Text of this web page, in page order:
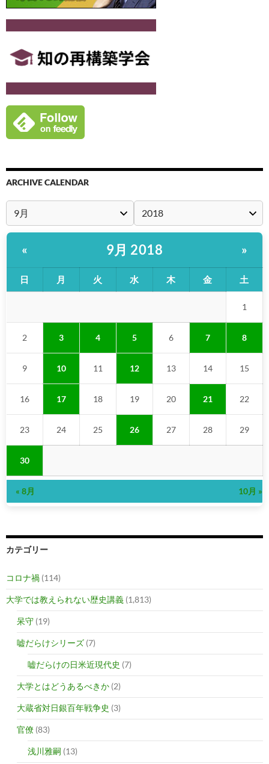
ARCHIVE CALENDAR
« 9月 2018 »
日 月 火 水 木 金 土
1
2 3 4 5 6 7 8
9 10 11 12 13 14 15
16 17 18 19 20 21 22
23 24 25 26 27 28 29
30
« 8月 10月 »
カテゴリー
コロナ禍 (114)
大学では教えられない歴史講義 (1,813)
呆守 (19)
嘘だらけシリーズ (7)
嘘だらけの日米近現代史 (7)
大学とはどうあるべきか (2)
大蔵省対日銀百年戦争史 (3)
官僚 (83)
浅川雅嗣 (13)